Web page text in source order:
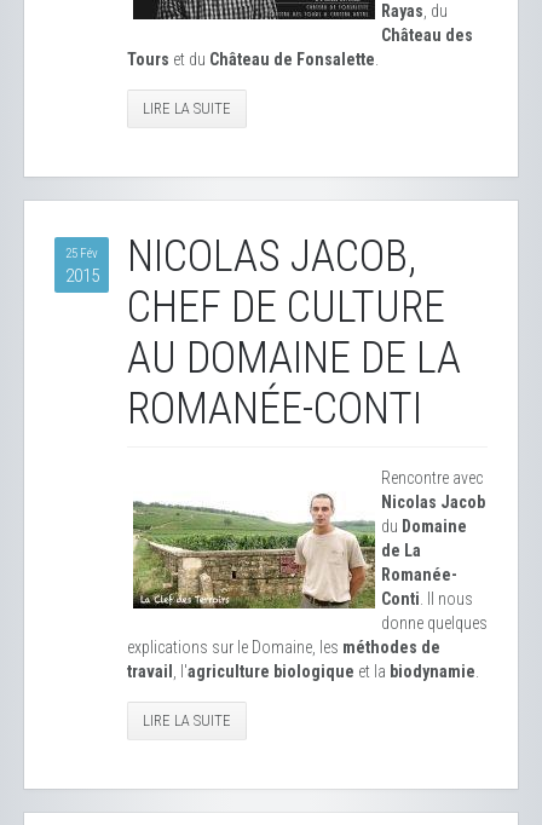
Rayas , du
Château des
Tours et du Château de Fonsalette
LIRE LA SUITE
25 Fév
2015
NICOLAS JACOB,
CHEF DE CULTURE
AU DOMAINE DE LA
ROMANÉE-CONTI
Rencontre avec
Nicolas Jacob
du Domaine
de La
Romanée-
Conti . Il nous
donne quelques
explications sur le Domaine, les méthodes de
travail
, l'agriculture biologique et la biodynamie
LIRE LA SUITE